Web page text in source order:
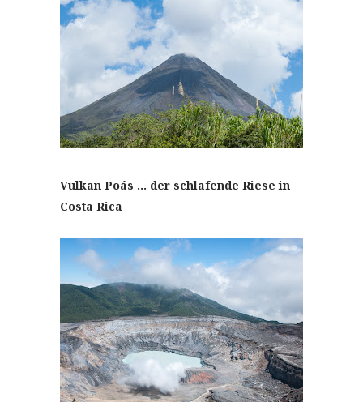
Vulkan Poás … der schlafende Riese in
Costa Rica